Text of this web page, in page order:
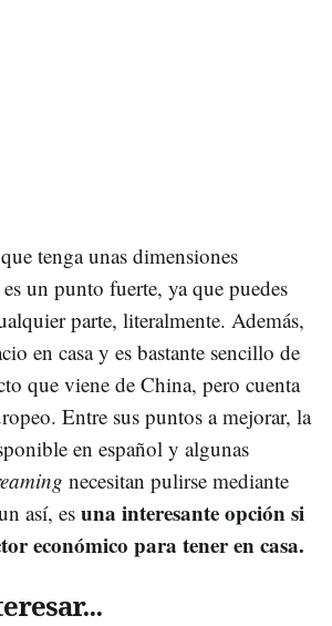
tenga unas dimensiones
un punto fuerte, ya que puedes
parte, literalmente. Además,
en casa y es bastante sencillo de
que viene de China, pero cuenta
Entre sus puntos a mejorar, la
en español y algunas
necesitan pulirse mediante
así, es una interesante opción si
económico para tener en casa.